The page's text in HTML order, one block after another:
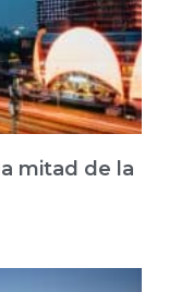
mitad de la